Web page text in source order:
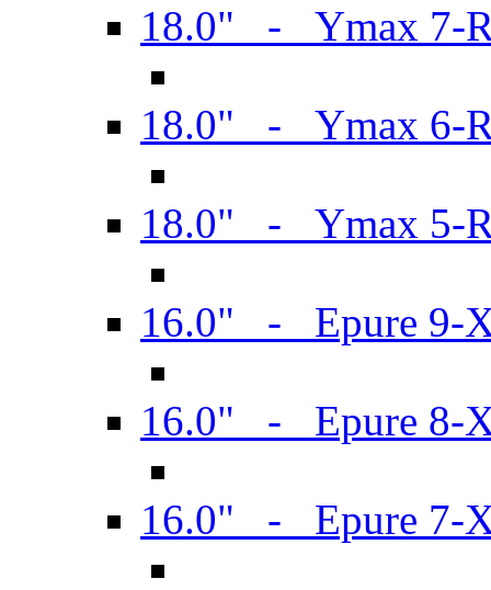
18.0" - Ymax 7-
18.0" - Ymax 6-
18.0" - Ymax 5-
16.0" - Epure 9-
16.0" - Epure 8-
16.0" - Epure 7-